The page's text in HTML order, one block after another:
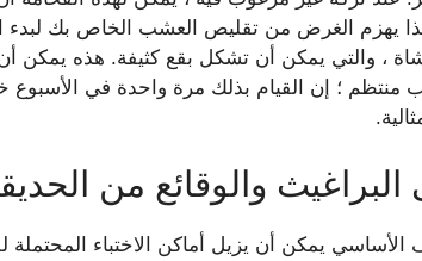
يهزم الغرض من تقليص العشب الخاص بك لبدء
، والتي يمكن أن تشكل بقع كثيفة. هذه يمكن أن
؛ إن القيام بذلك مرة واحدة في الأسبوع
والوقائع من
يمكن أن يزيل أماكن الاختباء المحتملة